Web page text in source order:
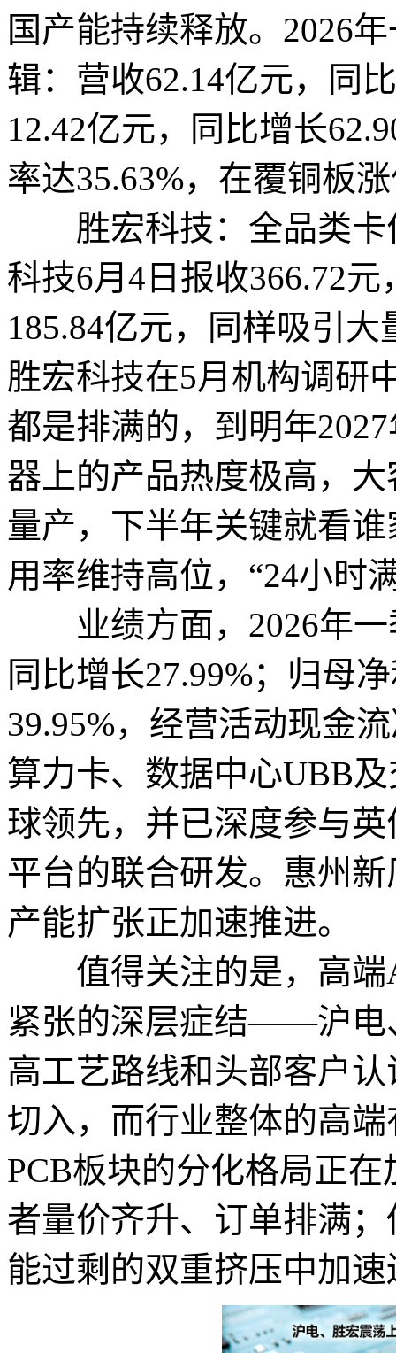
国产能持续释放。2026
辑：营收62.14亿元，同
12.42亿元，同比增长
率达35.63%，在覆铜板
胜宏科技：全品类卡
科技6月4日报收366.72
185.84亿元，同样吸引
胜宏科技在5月机构调研
都是排满的，到明年
器上的产品热度极高，
量产，下半年关键就看
用率维持高位，“24小时
业绩方面，2026年一
同比增长27.99%；归母
39.95%，经营活动现金
算力卡、数据中心UBB
球领先，并已深度参与
平台的联合研发。惠州
产能扩张正加速推进。
值得关注的是，高端
紧张的深层症结——沪电
高工艺路线和头部客户
切入，而行业整体的高
PCB板块的分化格局正
者量价齐升、订单排满
能过剩的双重挤压中加